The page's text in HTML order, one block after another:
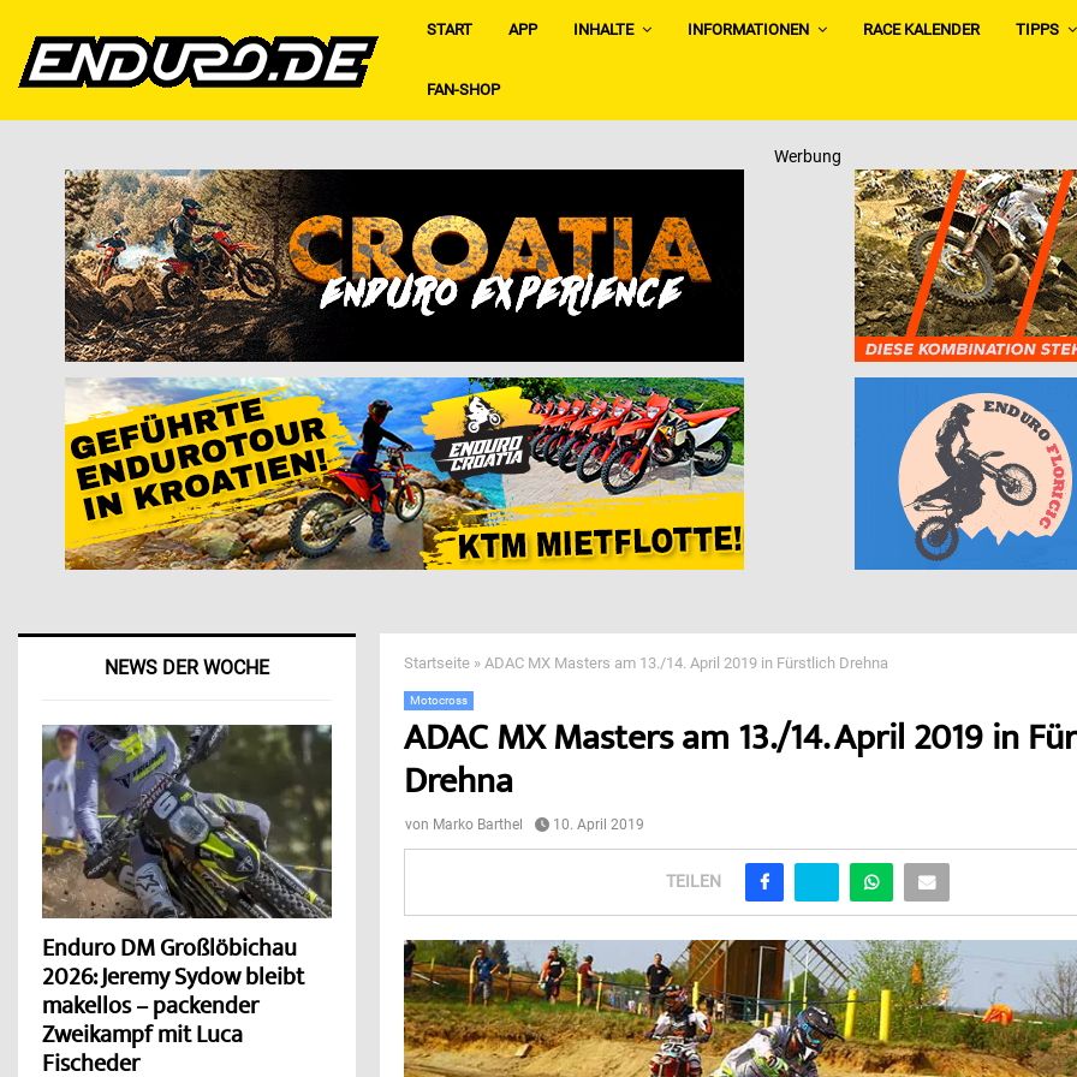
START APP INHALTE INFORMATIONEN RACE KALENDER TIPPS
FAN-SHOP
Werbung
Startseite »ADAC MX Masters am 13./14. April 2019 in Fürstlich Drehna
Motocross
ADAC MX Masters am 13./14. April 2019 in
Drehna
von Marko Barthel 10. April 2019
TEILEN
NEWS DER WOCHE
Enduro DM Großlöbichau
2026: Jeremy Sydow bleibt
makellos – packender
Zweikampf mit Luca
Fischeder